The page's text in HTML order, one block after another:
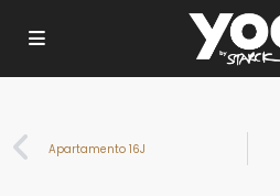
Apartamento 16J